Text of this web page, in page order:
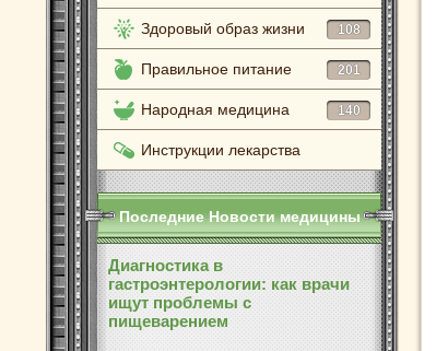
Здоровый образ жизни 108
Правильное питание 201
Народная медицина 140
Инструкции лекарства
Последние Новости медицины
Диагностика в
гастроэнтерологии: как врачи
ищут проблемы с
пищеварением